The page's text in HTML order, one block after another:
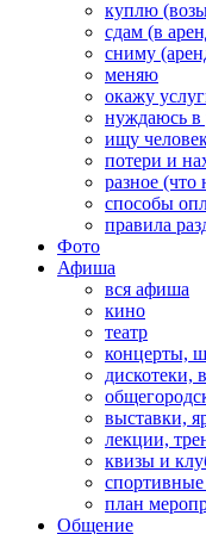
куплю
сдам (в
сниму
меняю
окажу
нуждаюсь в
ищу
потери и
разное (что
способы
правила
Фото
Афиша
вся афиша
кино
театр
концерты,
дискотеки,
выставки,
лекции,
квизы и
план
Общение